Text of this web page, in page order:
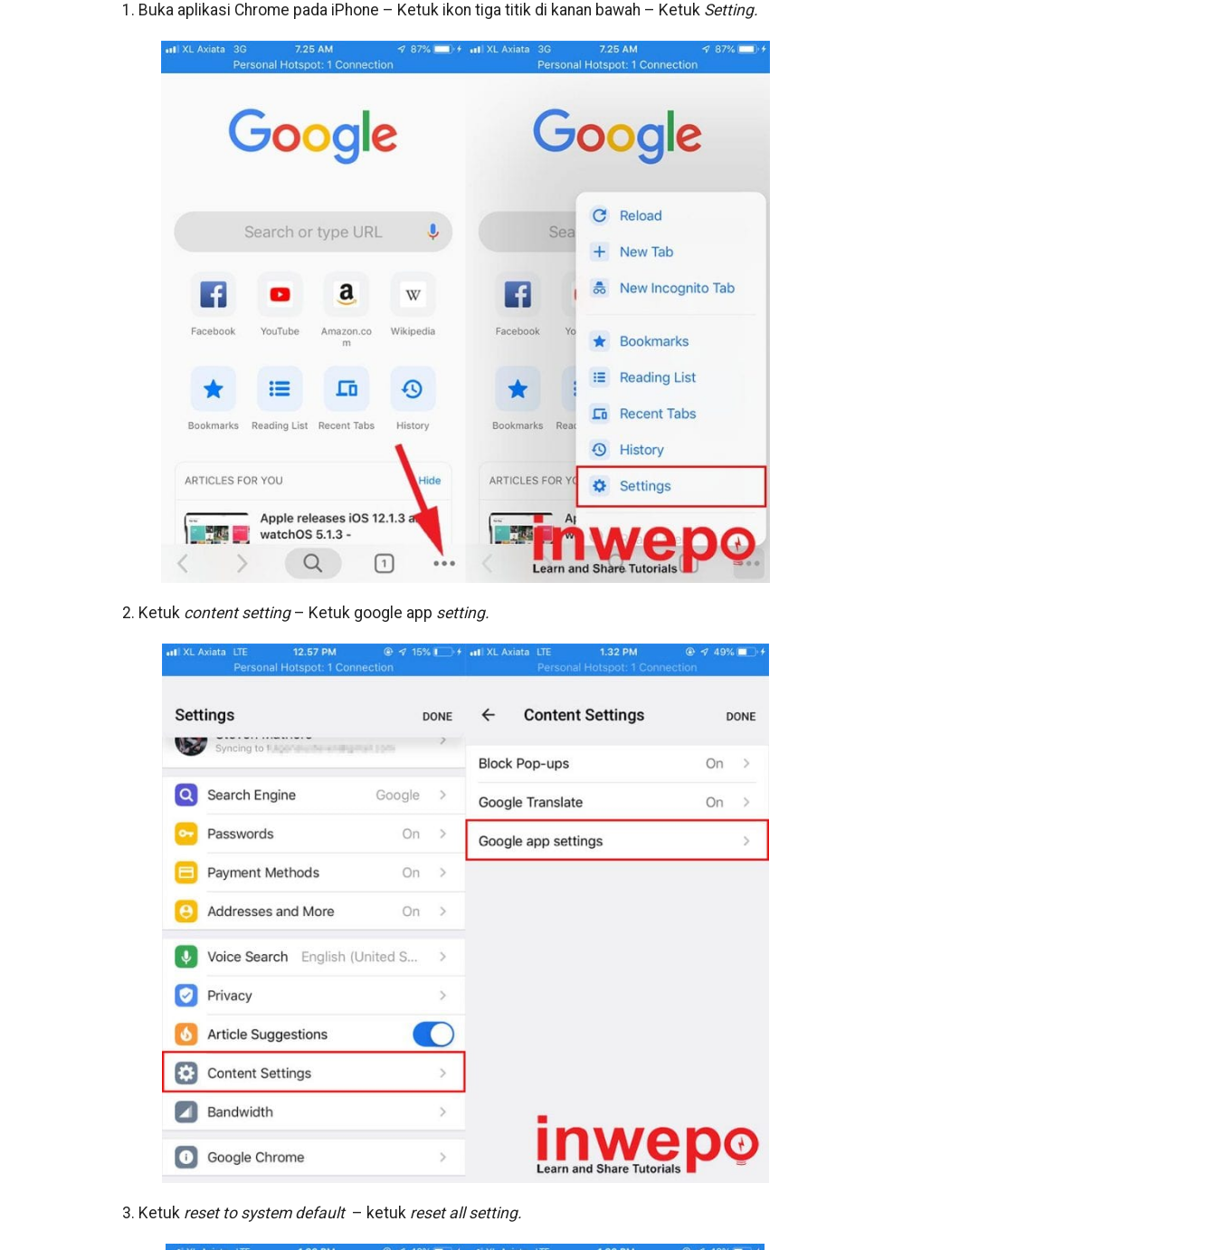
1. Buka aplikasi Chrome pada iPhone – Ketuk ikon tiga titik di kanan bawah – Ketuk Setting.
2. Ketuk content setting– Ketuk google app setting.
3. Ketuk reset to system default– ketuk reset all setting.